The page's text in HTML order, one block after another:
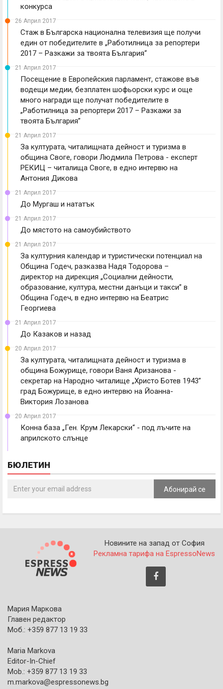
конкурса
26 Април 2017
Стаж в Българска национална телевизия ще получи
един от победителите в „Работилница за репортери
2017 – Разкажи за твоята България“
21 Април 2017
Посещение в Европейския парламент, стажове във
водещи медии, безплатен шофьорски курс и още
много награди ще получат победителите в
„Работилница за репортери 2017 – Разкажи за
твоята България”
21 Април 2017
За културата, читалищната дейност и туризма в
община Своге, говори Людмила Петрова - експерт
РЕКИЦ – читалища Своге, в едно интервю на
Антония Дикова
21 Април 2017
До Мургаш и нататък
21 Април 2017
До мястото на самоубийството
21 Април 2017
За културния календар и туристически потенциал на
Община Годеч, разказва Надя Тодорова –
директор на дирекция „Социални дейности,
образование, култура, местни данъци и такси” в
Община Годеч, в едно интервю на Беатрис
Георгиева
21 Април 2017
До Казаков и назад
20 Април 2017
За културата, читалищната дейност и туризма в
община Божурище, говори Ваня Аризанова -
секретар на Народно читалище „Христо Ботев 1943”
град Божурище, в едно интервю на Йоанна-
Виктория Лозанова
20 Април 2017
Конна база „Ген. Крум Лекарски“ - под лъчите на
априлското слънце
БЮЛЕТИН
Абонирай се
Новините на запад от София
Рекламна тарифа на EspressoNews
Мария Маркова
Главен редактор
Моб.: +359 877 13 19 33
Maria Markova
Editor-In-Chief
Mob.: +359 877 13 19 33
m.markova@espressonews.bg